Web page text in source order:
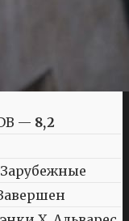
— 8,2